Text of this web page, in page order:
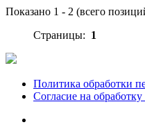
Показано 1 - 2 (всего
Страницы: 1
Политика обработки
Согласие на